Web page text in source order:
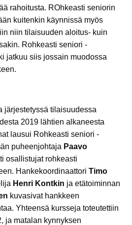
rahoitusta. ROhkeasti seniorin
kuitenkin käynnissä myös
niin tilaisuuden aloitus- kuin
Rohkeasti seniori -
jatkuu siis jossain muodossa
järjestetyssä tilaisuudessa
2019 lähtien alkaneesta
lausui Rohkeasti seniori -
puheenjohtaja Paavo
osallistujat rohkeasti
Hankekoordinaattori Timo
Henri Kontkin ja etätoiminnan
kuvasivat hankkeen
Yhteensä kursseja toteutettiin
ja matalan kynnyksen